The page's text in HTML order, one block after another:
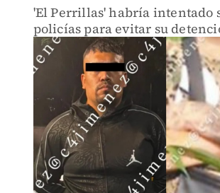
'El Perrillas' habría intentado
policías para evitar su